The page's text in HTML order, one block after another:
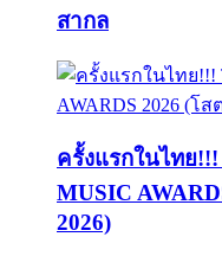
สากล
ครั้งแรกในไทย
MUSIC
2026)